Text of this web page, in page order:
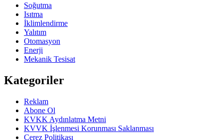
Soğutma
Isıtma
İklimlendirme
Yalıtım
Otomasyon
Enerji
Mekanik Tesisat
Kategoriler
Reklam
Abone Ol
KVKK Aydınlatma Metni
KVVK İşlenmesi Korunması Saklanması
Çerez Politikası